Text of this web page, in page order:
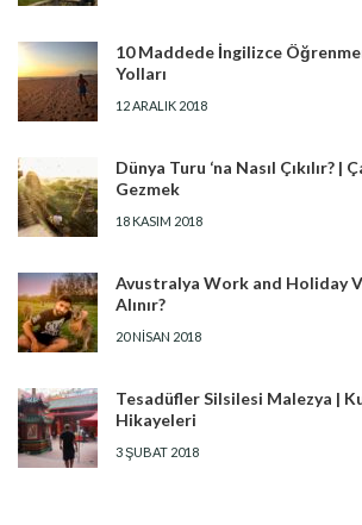
10 Maddede İngilizce
Yolları
12 ARALIK 2018
Dünya Turu ‘na Nasıl Çıkılır? |
Gezmek
18 KASIM 2018
Avustralya Work and Holiday
Alınır?
20 NISAN 2018
Tesadüfler Silsilesi Malezya |
Hikayeleri
3 ŞUBAT 2018